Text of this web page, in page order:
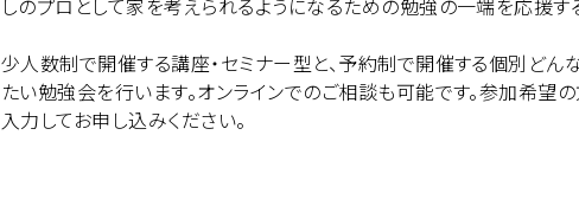
しのプロとして家を考えられるようになるための勉強の一端を応援す
少人数制で開催する講座・セミナー型と、予約制で開催する個別どん
たい勉強会を行います。オンラインでのご相談も可能です。参加希望
入力してお申し込みください。